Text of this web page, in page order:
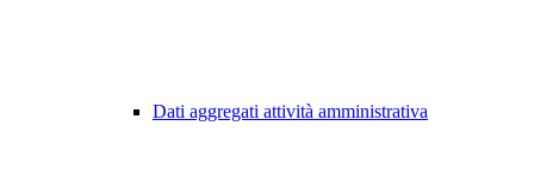
Dati aggregati attività amministrativa